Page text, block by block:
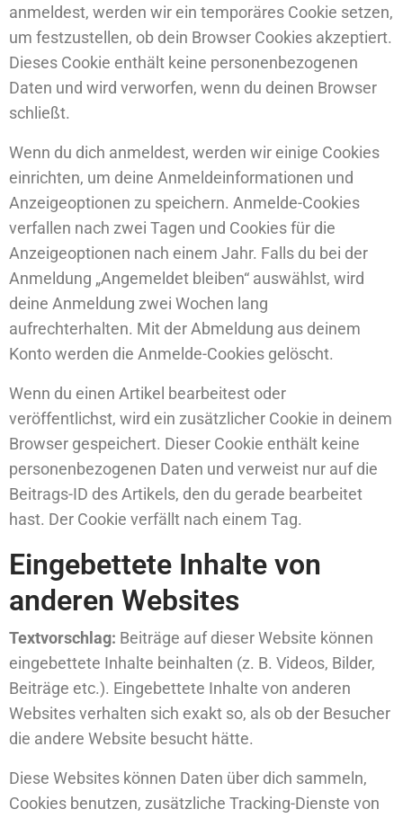
anmeldest, werden wir ein temporäres Cookie setzen,
um festzustellen, ob dein Browser Cookies akzeptiert.
Dieses Cookie enthält keine personenbezogenen
Daten und wird verworfen, wenn du deinen Browser
schließt.
Wenn du dich anmeldest, werden wir einige Cookies
einrichten, um deine Anmeldeinformationen und
Anzeigeoptionen zu speichern. Anmelde-Cookies
verfallen nach zwei Tagen und Cookies für die
Anzeigeoptionen nach einem Jahr. Falls du bei der
Anmeldung „Angemeldet bleiben“ auswählst, wird
deine Anmeldung zwei Wochen lang
aufrechterhalten. Mit der Abmeldung aus deinem
Konto werden die Anmelde-Cookies gelöscht.
Wenn du einen Artikel bearbeitest oder
veröffentlichst, wird ein zusätzlicher Cookie in deinem
Browser gespeichert. Dieser Cookie enthält keine
personenbezogenen Daten und verweist nur auf die
Beitrags-ID des Artikels, den du gerade bearbeitet
hast. Der Cookie verfällt nach einem Tag.
Eingebettete Inhalte von
anderen Websites
Textvorschlag: Beiträge auf dieser Website können
eingebettete Inhalte beinhalten (z. B. Videos, Bilder,
Beiträge etc.). Eingebettete Inhalte von anderen
Websites verhalten sich exakt so, als ob der Besucher
die andere Website besucht hätte.
Diese Websites können Daten über dich sammeln,
Cookies benutzen, zusätzliche Tracking-Dienste von